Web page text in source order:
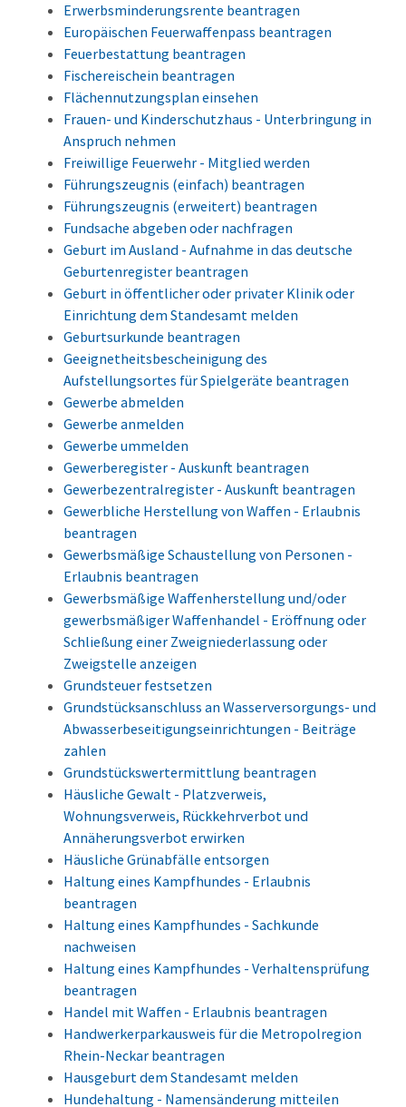
Erwerbsminderungsrente beantragen
Europäischen Feuerwaffenpass beantragen
Feuerbestattung beantragen
Fischereischein beantragen
Flächennutzungsplan einsehen
Frauen- und Kinderschutzhaus - Unterbringung in
Anspruch nehmen
Freiwillige Feuerwehr - Mitglied werden
Führungszeugnis (einfach) beantragen
Führungszeugnis (erweitert) beantragen
Fundsache abgeben oder nachfragen
Geburt im Ausland - Aufnahme in das deutsche
Geburtenregister beantragen
Geburt in öffentlicher oder privater Klinik oder
Einrichtung dem Standesamt melden
Geburtsurkunde beantragen
Geeignetheitsbescheinigung des
Aufstellungsortes für Spielgeräte beantragen
Gewerbe abmelden
Gewerbe anmelden
Gewerbe ummelden
Gewerberegister - Auskunft beantragen
Gewerbezentralregister - Auskunft beantragen
Gewerbliche Herstellung von Waffen - Erlaubnis
beantragen
Gewerbsmäßige Schaustellung von Personen -
Erlaubnis beantragen
Gewerbsmäßige Waffenherstellung und/oder
gewerbsmäßiger Waffenhandel - Eröffnung oder
Schließung einer Zweigniederlassung oder
Zweigstelle anzeigen
Grundsteuer festsetzen
Grundstücksanschluss an Wasserversorgungs- und
Abwasserbeseitigungseinrichtungen - Beiträge
zahlen
Grundstückswertermittlung beantragen
Häusliche Gewalt - Platzverweis,
Wohnungsverweis, Rückkehrverbot und
Annäherungsverbot erwirken
Häusliche Grünabfälle entsorgen
Haltung eines Kampfhundes - Erlaubnis
beantragen
Haltung eines Kampfhundes - Sachkunde
nachweisen
Haltung eines Kampfhundes - Verhaltensprüfung
beantragen
Handel mit Waffen - Erlaubnis beantragen
Handwerkerparkausweis für die Metropolregion
Rhein-Neckar beantragen
Hausgeburt dem Standesamt melden
Hundehaltung - Namensänderung mitteilen